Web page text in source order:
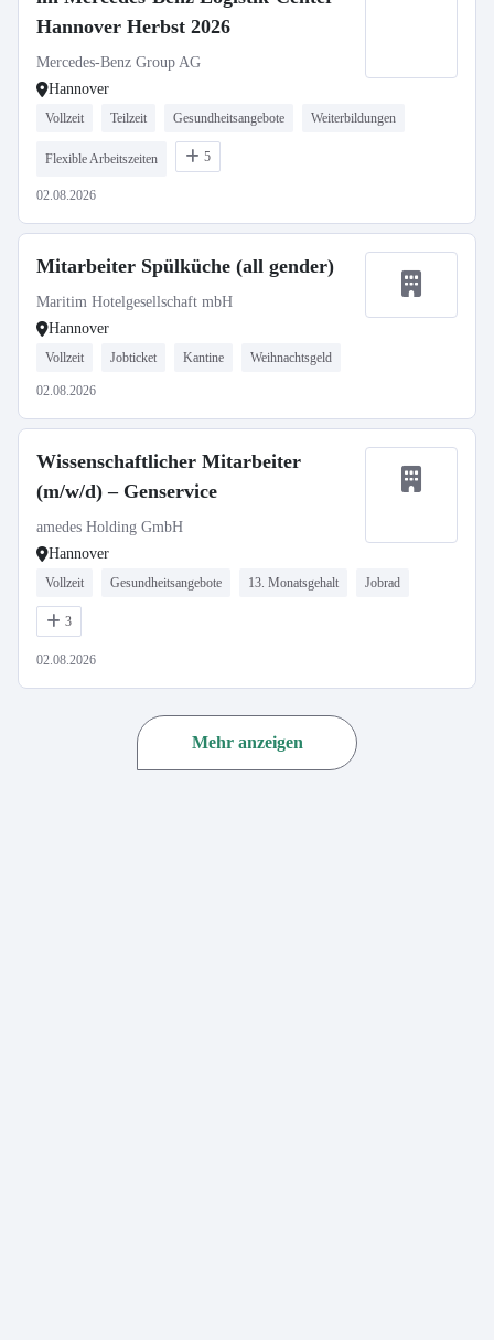
Hannover Herbst 2026
Mercedes-Benz Group AG
Hannover
Vollzeit Teilzeit Gesundheitsangebote Weiterbildungen
Flexible Arbeitszeiten 5
02.08.2026
Mitarbeiter Spülküche (all gender)
Maritim Hotelgesellschaft mbH
Hannover
Vollzeit Jobticket Kantine Weihnachtsgeld
02.08.2026
Wissenschaftlicher Mitarbeiter
(m/w/d) – Genservice
amedes Holding GmbH
Hannover
Vollzeit Gesundheitsangebote 13. Monatsgehalt Jobrad
3
02.08.2026
Mehr anzeigen